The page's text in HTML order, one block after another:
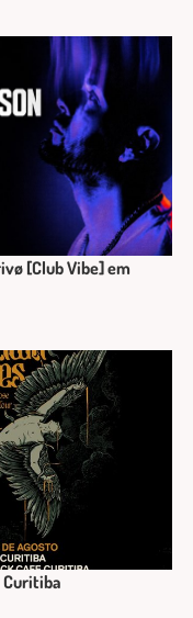
[Club Vibe] em
Curitiba